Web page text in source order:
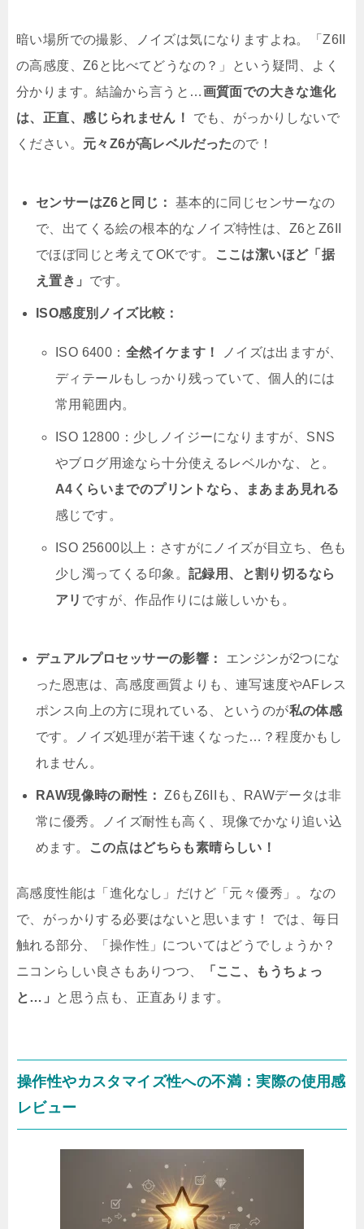
暗い場所での撮影、ノイズは気になりますよね。「Z6II
の高感度、Z6と比べてどうなの？」という疑問、よく
分かります。結論から言うと…画質面での大きな進化
は、正直、感じられません！
でも、がっかりしないで
ください。 元々Z6が高レベルだったので！
センサーはZ6と同じ：
基本的に同じセンサーなの
で、出てくる絵の根本的なノイズ特性は、Z6とZ6II
でほぼ同じと考えてOKです。
ここは潔いほど「据
え置き」 です。
ISO感度別ノイズ比較：
ISO 6400： 全然イケます！
ノイズは出ますが、
ディテールもしっかり残っていて、個人的には
常用範囲内。
ISO 12800：少しノイジーになりますが、SNS
やブログ用途なら十分使えるレベルかな、と。
A4くらいまでのプリントなら、まあまあ見れる
感じです。
ISO 25600以上：さすがにノイズが目立ち、色も
少し濁ってくる印象。 記録用、と割り切るなら
アリ ですが、作品作りには厳しいかも。
デュアルプロセッサーの影響：
エンジンが2つにな
った恩恵は、高感度画質よりも、連写速度やAFレス
ポンス向上の方に現れている、というのが私の体感
です。ノイズ処理が若干速くなった…？程度かもし
れません。
RAW現像時の耐性： Z6もZ6IIも、RAWデータは非
常に優秀。ノイズ耐性も高く、現像でかなり追い込
めます。
この点はどちらも素晴らしい！
高感度性能は「進化なし」だけど「元々優秀」。なの
で、がっかりする必要はないと思います！ では、毎日
触れる部分、「操作性」についてはどうでしょうか？
ニコンらしい良さもありつつ、
「ここ、もうちょっ
と…」
と思う点も、正直あります。
操作性やカスタマイズ性への不満：実際の使用感
レビュー